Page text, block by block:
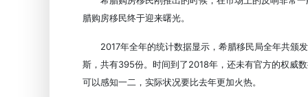
腊购房移民终于迎来曙光。
2017年全年的统计数据显示，希腊移民局全年共颁
斯，共有395份。时间到了2018年，还未有官方的权威
可以感知一二，实际状况要比去年更加火热。